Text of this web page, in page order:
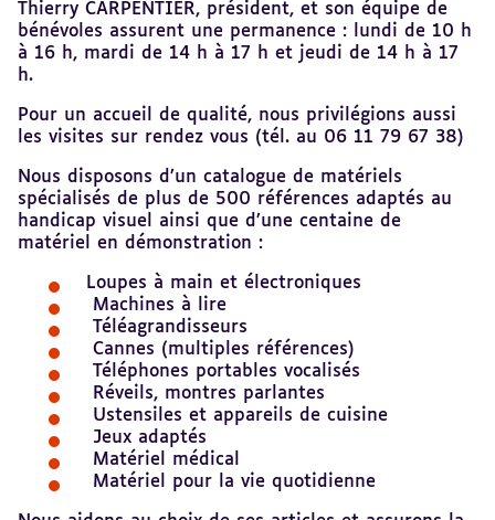
Thierry CARPENTIER, président, et son équipe de
bénévoles assurent une permanence : lundi de 10 h
à 16 h, mardi de 14 h à 17 h et jeudi de 14 h à 17
h.
Pour un accueil de qualité, nous privilégions aussi
les visites sur rendez vous (tél. au 06 11 79 67 38)
Nous disposons d’un catalogue de matériels
spécialisés de plus de 500 références adaptés au
handicap visuel ainsi que d’une centaine de
matériel en démonstration :
Loupes à main et électroniques
Machines à lire
Téléagrandisseurs
Cannes (multiples références)
Téléphones portables vocalisés
Réveils, montres parlantes
Ustensiles et appareils de cuisine
Jeux adaptés
Matériel médical
Matériel pour la vie quotidienne
sommaire